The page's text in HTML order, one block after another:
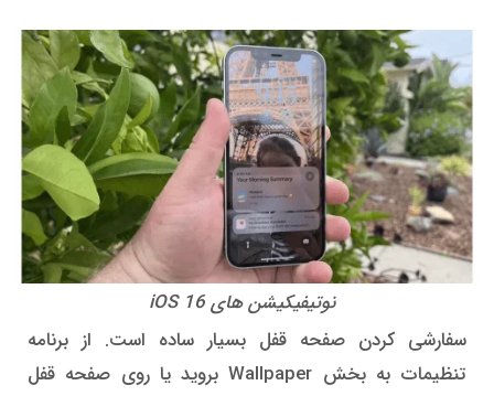
نوتیفیکیشن های iOS 16
سفارشی کردن صفحه قفل بسیار ساده است. از برنامه
تنظیمات به بخش Wallpaper بروید یا روی صفحه قفل